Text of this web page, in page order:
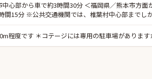
部から車で約3時間30分 ＜福岡県／熊本市方面
15分 ※公共交通機関では、椎葉村中心部までし
度です ＊コテージには専用の駐車場があります